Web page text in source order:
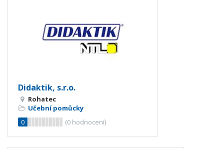
Didaktik, s.r.o.
Rohatec
Učební pomůcky
0
(0 hodnocení)